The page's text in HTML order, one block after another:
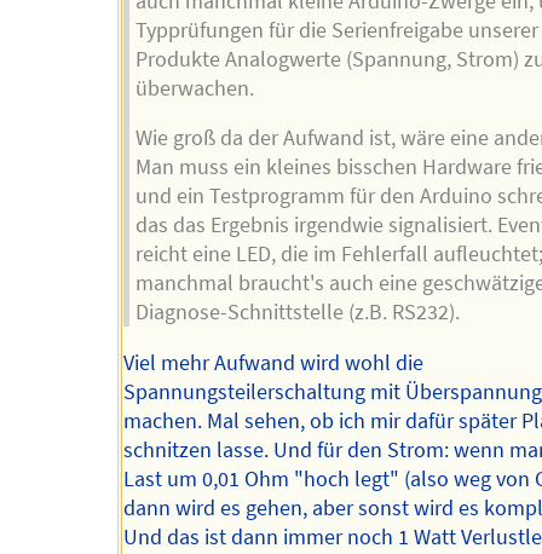
Typprüfungen für die Serienfreigabe unserer
Produkte Analogwerte (Spannung, Strom)
überwachen.
Wie groß da der Aufwand ist, wäre eine
Man muss ein kleines bisschen Hardware
und ein Testprogramm für den Arduino
das das Ergebnis irgendwie signalisiert.
reicht eine LED, die im Fehlerfall aufleuchtet;
manchmal braucht's auch eine
Diagnose-Schnittstelle (z.B. RS232).
Viel mehr Aufwand wird wohl die
Spannungsteilerschaltung mit
machen. Mal sehen, ob ich mir dafür später
schnitzen lasse. Und für den Strom: wenn
Last um 0,01 Ohm "hoch legt" (also weg von
dann wird es gehen, aber sonst wird es
Und das ist dann immer noch 1 Watt